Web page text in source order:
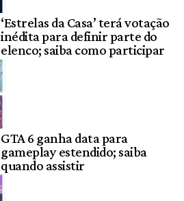
‘Estrelas da Casa’ terá votação
inédita para definir parte do
elenco; saiba como participar
GTA 6 ganha data para
gameplay estendido; saiba
quando assistir